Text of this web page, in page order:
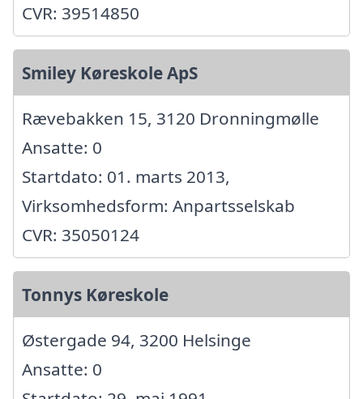
CVR: 39514850
Smiley Køreskole ApS
Rævebakken 15, 3120 Dronningmølle
Ansatte: 0
Startdato: 01. marts 2013,
Virksomhedsform: Anpartsselskab
CVR: 35050124
Tonnys Køreskole
Østergade 94, 3200 Helsinge
Ansatte: 0